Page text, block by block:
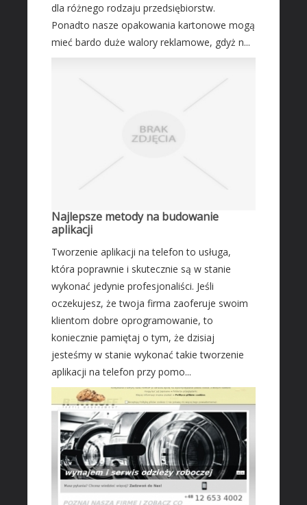
MARKETING
Agencje Reklamowe
Fotografia
Adwokaci, Porady Prawne
Ślub i Wesele
Sprzątanie, Porządkowanie
Serwis
Opieka
Inne Usługi
HOTELE
Hotele i Noclegi
Podróże
Wypoczynek
ZABIEGI
Dietetyka, Odchudzanie
Kosmetyki
dla różnego rodzaju przedsiębiorstw.
Ponadto nasze opakowania kartonowe mogą
mieć bardo duże walory reklamowe, gdyż n...
Najlepsze metody na budowanie
aplikacji
Tworzenie aplikacji na telefon to usługa,
która poprawnie i skutecznie są w stanie
wykonać jedynie profesjonaliści. Jeśli
oczekujesz, że twoja firma zaoferuje swoim
klientom dobre oprogramowanie, to
koniecznie pamiętaj o tym, że dzisiaj
jesteśmy w stanie wykonać takie tworzenie
aplikacji na telefon przy pomo...